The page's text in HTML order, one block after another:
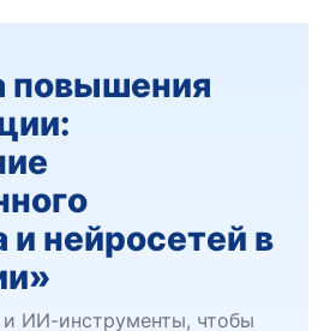
повышения
и нейросетей в
ИИ-инструменты, чтобы